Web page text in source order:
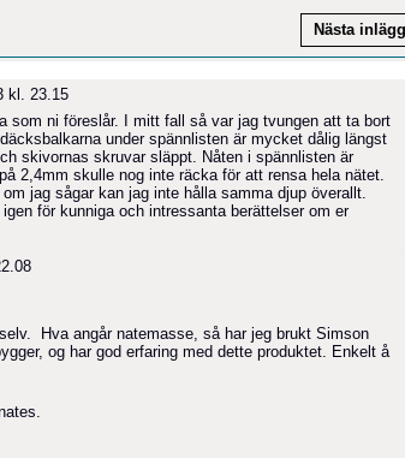
Nästa
kl. 23.15
som ni föreslår. I mitt fall så var jag tvungen att ta bort
under spännlisten är mycket dålig längst
skivornas skruvar släppt. Nåten i spännlisten är
2,4mm skulle nog inte räcka för att rensa hela nätet.
jag sågar kan jag inte hålla samma djup överallt.
för kunniga och intressanta berättelser om er
Hva angår natemasse, så har jeg brukt Simson
og har god erfaring med dette produktet. Enkelt å